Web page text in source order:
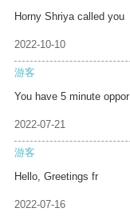
Horny Shriya called you
2022-10-10
游客
You have 5 minute oppor
2022-07-21
游客
Hello, Greetings fr
2022-07-16